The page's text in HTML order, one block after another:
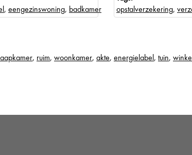
, eengezinswoning, badkamer
opstalverzekering,
, ruim, woonkamer, akte, energielabel, tuin,